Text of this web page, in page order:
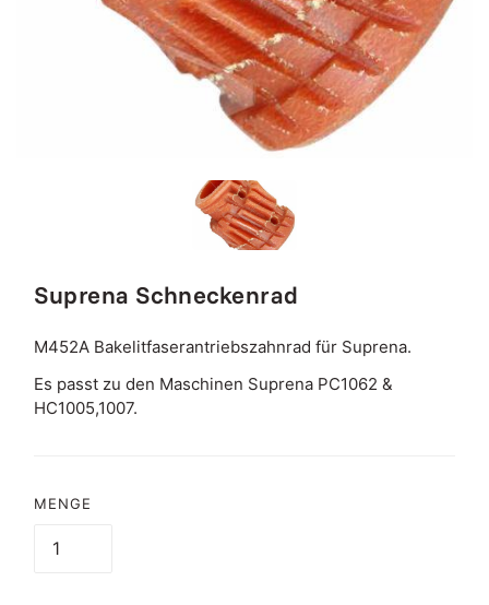
Suprena Schneckenrad
M452A Bakelitfaserantriebszahnrad für Suprena.
Es passt zu den Maschinen Suprena PC1062 &
HC1005,1007.
MENGE